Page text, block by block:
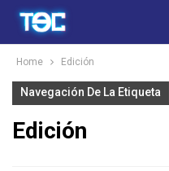
Home Edición
Navegación De La Etiqueta
Edición